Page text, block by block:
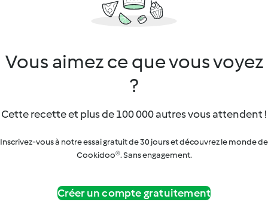
Vous aimez ce que vous voyez
?
Cette recette et plus de 100 000 autres vous attendent !
Inscrivez-vous à notre essai gratuit de 30 jours et découvrez le monde de
Cookidoo®. Sans engagement.
Créer un compte gratuitement